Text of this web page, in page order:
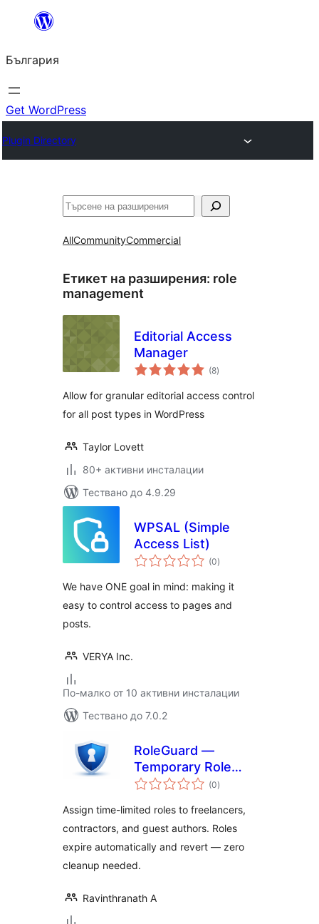
България
Get WordPress
Plugin Directory
Търсене
AllCommunityCommercial
Етикет на разширения: role
management
Editorial Access
Manager
(8общо
оценки
)
Allow for granular editorial access control
for all post types in WordPress
Taylor Lovett
80+ активни инсталации
Тествано до 4.9.29
WPSAL (Simple
Access List)
(0общо
оценки
)
We have ONE goal in mind: making it
easy to control access to pages and
posts.
VERYA Inc.
По-малко от 10 активни инсталации
Тествано до 7.0.2
RoleGuard —
Temporary Role
Manager
(0общо
оценки
)
Assign time-limited roles to freelancers,
contractors, and guest authors. Roles
expire automatically and revert — zero
cleanup needed.
Ravinthranath A